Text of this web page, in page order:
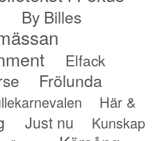
By Billes
Elfack
Frölunda
Här &
Just nu
Kunskap